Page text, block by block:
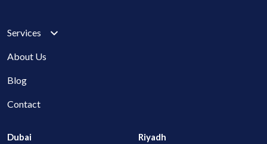
Services
About Us
Blog
Contact
Dubai
Riyadh